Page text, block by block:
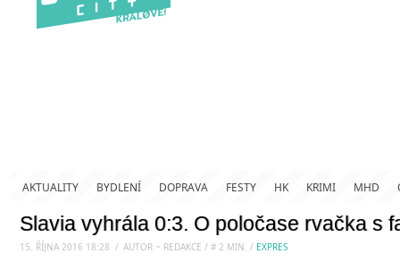
AKTUALITY BYDLENÍ DOPRAVA FESTY HK KRIMI MHD
Slavia vyhrála 0:3. O poločase rvačka s
15. ŘÍJNA 2016 18:28 / AUTOR ~ REDAKCE / # 2 MIN. / EXPRES